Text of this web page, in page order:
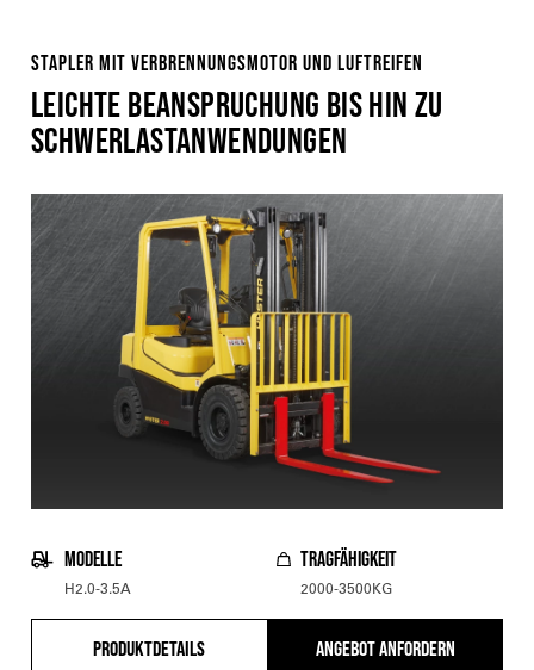
STAPLER MIT VERBRENNUNGSMOTOR UND LUFTREIFEN
LEICHTE BEANSPRUCHUNG BIS HIN ZU
SCHWERLASTANWENDUNGEN
MODELLE
H2.0-3.5A
TRAGFÄHIGKEIT
2000-3500KG
PRODUKTDETAILS ANGEBOT ANFORDERN